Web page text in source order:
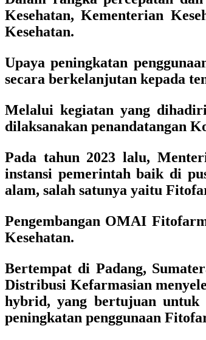
Kesehatan, Kementerian
Kesehatan.
Upaya peningkatan
secara berkelanjutan kepada
Melalui kegiatan yang
dilaksanakan penandatangan
Pada tahun 2023 lalu,
instansi pemerintah baik di
alam, salah satunya yaitu
Pengembangan OMAI
Kesehatan.
Bertempat di Padang,
Distribusi Kefarmasian
hybrid, yang bertujuan untuk
peningkatan penggunaan